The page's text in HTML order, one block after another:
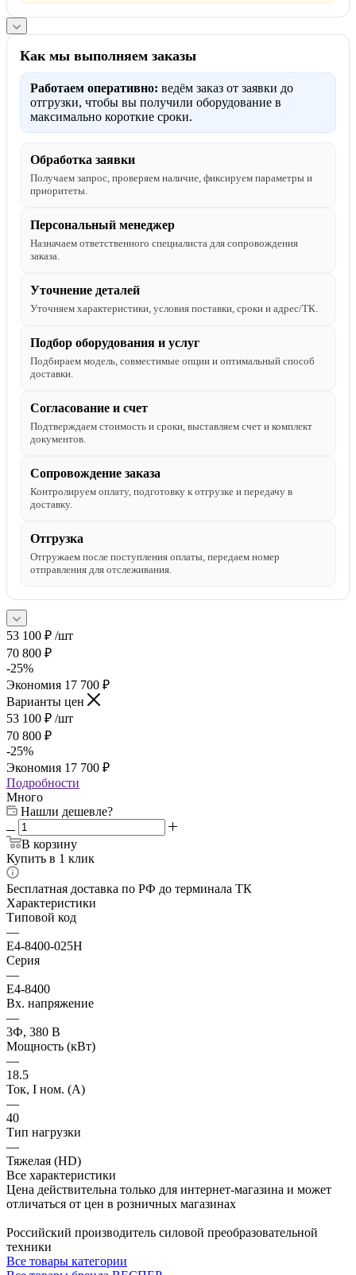
Как мы выполняем заказы
Работаем оперативно: ведём заказ от заявки до
отгрузки, чтобы вы получили оборудование в
максимально короткие сроки.
Обработка заявки
Получаем запрос, проверяем наличие, фиксируем параметры и
приоритеты.
Персональный менеджер
Назначаем ответственного специалиста для сопровождения
заказа.
Уточнение деталей
Уточняем характеристики, условия поставки, сроки и адрес/ТК.
Подбор оборудования и услуг
Подбираем модель, совместимые опции и оптимальный способ
доставки.
Согласование и счет
Подтверждаем стоимость и сроки, выставляем счет и комплект
документов.
Сопровождение заказа
Контролируем оплату, подготовку к отгрузке и передачу в
доставку.
Отгрузка
Отгружаем после поступления оплаты, передаем номер
отправления для отслеживания.
53 100 ₽ /шт
70 800 ₽
-25%
Экономия 17 700 ₽
Варианты цен
53 100 ₽ /шт
70 800 ₽
-25%
Экономия 17 700 ₽
Подробности
Много
Нашли дешевле?
В корзину
Купить в 1 клик
Бесплатная доставка по РФ до терминала ТК
Характеристики
Типовой код
—
E4-8400-025Н
Серия
—
E4-8400
Вх. напряжение
—
3Ф, 380 В
Мощность (кВт)
—
18.5
Ток, I ном. (А)
—
40
Тип нагрузки
—
Тяжелая (HD)
Все характеристики
Цена действительна только для интернет-магазина и может
отличаться от цен в розничных магазинах
Российский производитель силовой преобразовательной
техники
Все товары категории